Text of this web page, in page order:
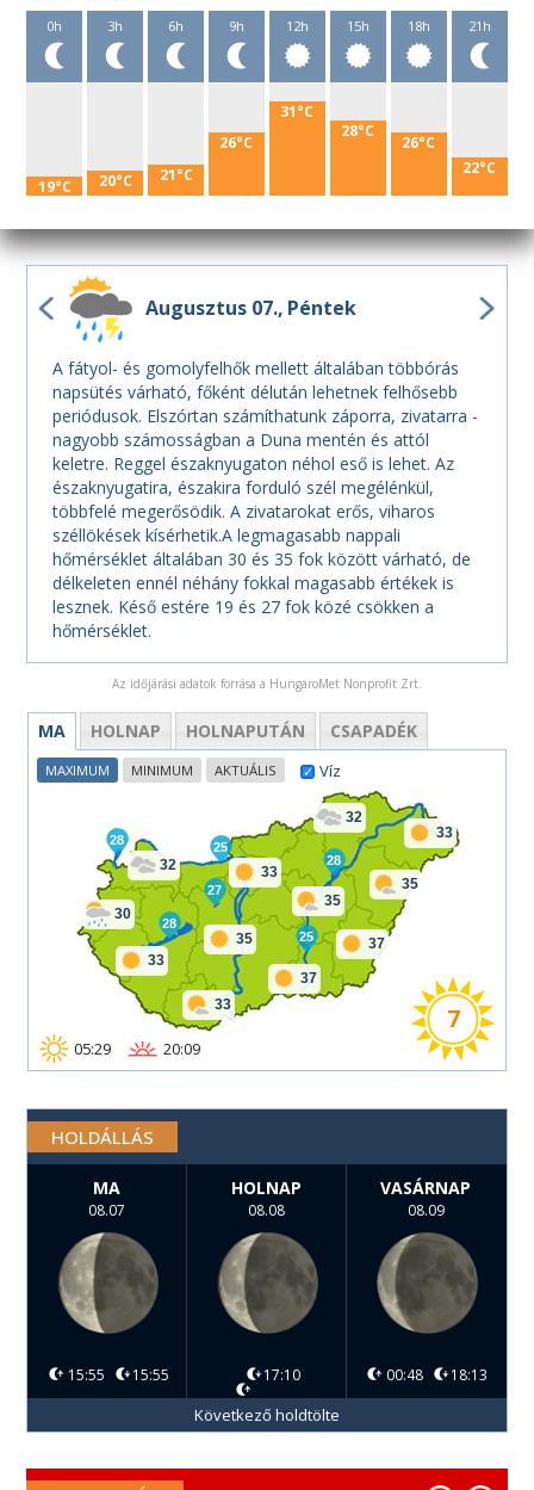
0h
19°C
3h
20°C
6h
21°C
9h
26°C
12h
31°C
15h
28°C
18h
26°C
21h
22°C
Augusztus 07. Péntek
A fátyol- és gomolyfelhők mellett általában többórás
napsütés várható, főként délután lehetnek felhősebb
periódusok. Elszórtan számíthatunk záporra, zivatarra -
nagyobb számosságban a Duna mentén és attól
keletre. Reggel északnyugaton néhol eső is lehet. Az
északnyugatira, északira forduló szél megélénkül,
többfelé megerősödik. A zivatarokat erős, viharos
széllökések kísérhetik.A legmagasabb nappali
hőmérséklet általában 30 és 35 fok között várható, de
délkeleten ennél néhány fokkal magasabb értékek is
lesznek. Késő estére 19 és 27 fok közé csökken a
hőmérséklet.
Az időjárási adatok forrása a HungaroMet Nonprofit Zrt.
MA HOLNAP HOLNAPUTÁN CSAPADÉK
32
30
33
35
33
37
35
33
32
37
35
33
28
28
27
25
25
28
05:29 20:09
7
Víz
MAXIMUM MINIMUM AKTUÁLIS
HOLDÁLLÁS
MA
08.07
15:55 15:55
HOLNAP
08.08
17:10
VASÁRNAP
08.09
00:48 18:13
Következő holdtölte